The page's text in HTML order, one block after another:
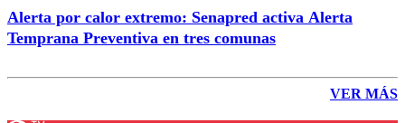
Alerta por calor extremo: Senapred activa Alerta
Temprana Preventiva en tres comunas
VER MÁS